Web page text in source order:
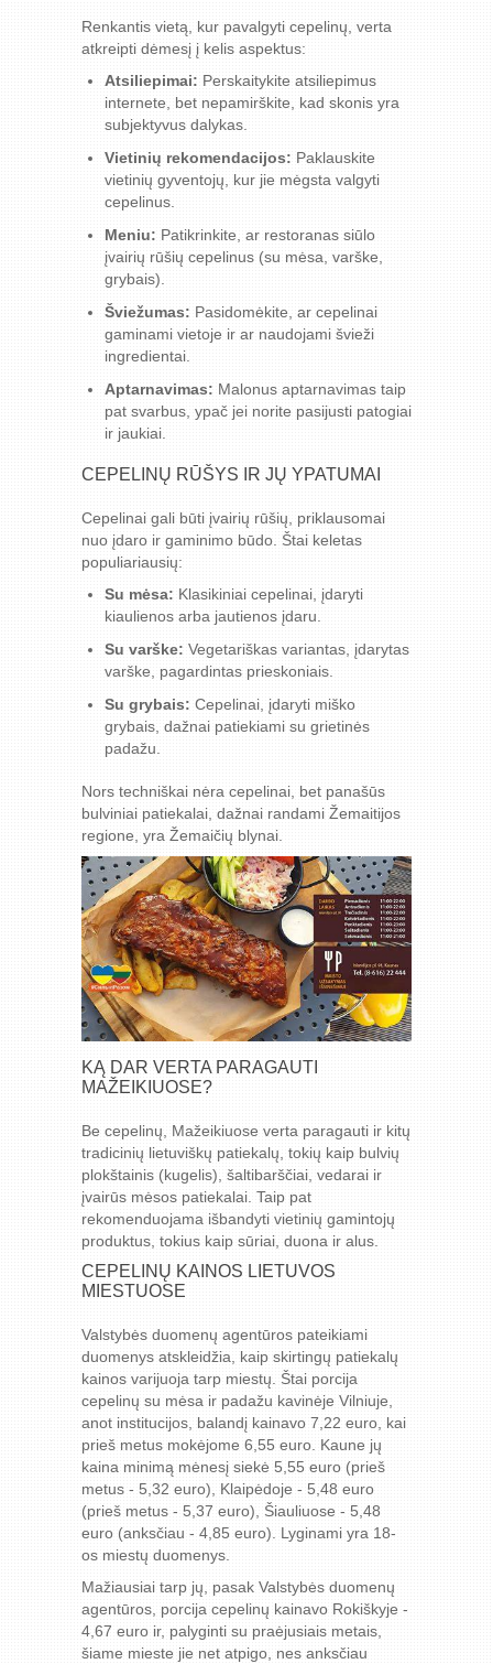
Renkantis vietą, kur pavalgyti cepelinų, verta
atkreipti dėmesį į kelis aspektus:
Atsiliepimai: Perskaitykite atsiliepimus
internete, bet nepamirškite, kad skonis yra
subjektyvus dalykas.
Vietinių rekomendacijos: Paklauskite
vietinių gyventojų, kur jie mėgsta valgyti
cepelinus.
Meniu: Patikrinkite, ar restoranas siūlo
įvairių rūšių cepelinus (su mėsa, varške,
grybais).
Šviežumas: Pasidomėkite, ar cepelinai
gaminami vietoje ir ar naudojami švieži
ingredientai.
Aptarnavimas: Malonus aptarnavimas taip
pat svarbus, ypač jei norite pasijusti patogiai
ir jaukiai.
CEPELINŲ RŪŠYS IR JŲ YPATUMAI
Cepelinai gali būti įvairių rūšių, priklausomai
nuo įdaro ir gaminimo būdo. Štai keletas
populiariausių:
Su mėsa: Klasikiniai cepelinai, įdaryti
kiaulienos arba jautienos įdaru.
Su varške: Vegetariškas variantas, įdarytas
varške, pagardintas prieskoniais.
Su grybais: Cepelinai, įdaryti miško
grybais, dažnai patiekiami su grietinės
padažu.
Nors techniškai nėra cepelinai, bet panašūs
bulviniai patiekalai, dažnai randami Žemaitijos
regione, yra Žemaičių blynai.
KĄ DAR VERTA PARAGAUTI
MAŽEIKIUOSE?
Be cepelinų, Mažeikiuose verta paragauti ir kitų
tradicinių lietuviškų patiekalų, tokių kaip bulvių
plokštainis (kugelis), šaltibarščiai, vedarai ir
įvairūs mėsos patiekalai. Taip pat
rekomenduojama išbandyti vietinių gamintojų
produktus, tokius kaip sūriai, duona ir alus.
CEPELINŲ KAINOS LIETUVOS
MIESTUOSE
Valstybės duomenų agentūros pateikiami
duomenys atskleidžia, kaip skirtingų patiekalų
kainos varijuoja tarp miestų. Štai porcija
cepelinų su mėsa ir padažu kavinėje Vilniuje,
anot institucijos, balandį kainavo 7,22 euro, kai
prieš metus mokėjome 6,55 euro. Kaune jų
kaina minimą mėnesį siekė 5,55 euro (prieš
metus - 5,32 euro), Klaipėdoje - 5,48 euro
(prieš metus - 5,37 euro), Šiauliuose - 5,48
euro (anksčiau - 4,85 euro). Lyginami yra 18-
os miestų duomenys.
Mažiausiai tarp jų, pasak Valstybės duomenų
agentūros, porcija cepelinų kainavo Rokiškyje -
4,67 euro ir, palyginti su praėjusiais metais,
šiame mieste jie net atpigo, nes anksčiau